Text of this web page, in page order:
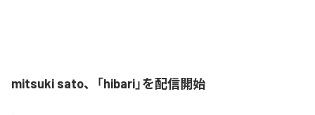
mitsuki sato、「hibari」を配信開始